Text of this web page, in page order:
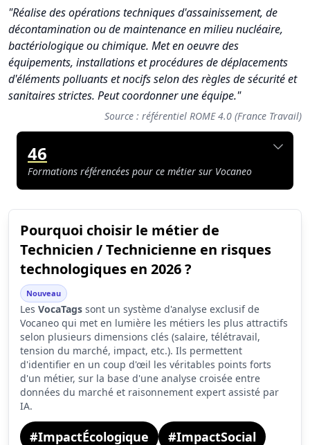
"Réalise des opérations techniques d'assainissement, de
décontamination ou de maintenance en milieu nucléaire,
bactériologique ou chimique. Met en oeuvre des
équipements, installations et procédures de déplacements
d'éléments polluants et nocifs selon des règles de sécurité et
sanitaires strictes. Peut coordonner une équipe."
Source : référentiel ROME 4.0 (France Travail)
46
Formations référencées pour ce métier sur Vocaneo
Pourquoi choisir le métier de
Technicien / Technicienne en risques
technologiques en 2026 ?
Nouveau
Les VocaTags sont un système d'analyse exclusif de
Vocaneo qui met en lumière les métiers les plus attractifs
selon plusieurs dimensions clés (salaire, télétravail,
tension du marché, impact, etc.). Ils permettent
d'identifier en un coup d'œil les véritables points forts
d'un métier, sur la base d'une analyse croisée entre
données du marché et raisonnement expert assisté par
IA.
#ImpactÉcologique #ImpactSocial
Synthèse des scores du métier Technicien / Technicienne en
Indicateur
Score (sur
Tension du marché
2.9
Salaire
2.0
Conditions de travail
1.5